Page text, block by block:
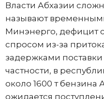
Власти Абхазии
называют
Минэнерго, дефицит
спросом из-за
задержками
частности, в
около 1600 т
ожидается